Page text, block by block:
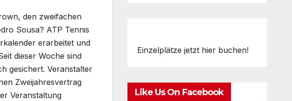
den zweifachen
Sousa? ATP Tennis
erarbeitet und
dieser Woche sind
gesichert. Veranstalter
Zweijahresvertrag
Veranstaltung
Einzelplätze jetzt hier buchen!
Like Us On Facebook